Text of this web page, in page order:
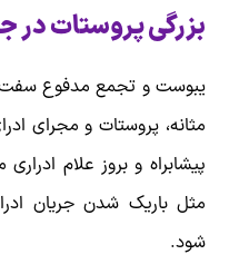
بزرگی پروستات در
یبوست و تجمع مدفوع سفت
مثانه، پروستات و مجرای
پیشابراه و بروز علام
مثل باریک شدن جریان
شود.